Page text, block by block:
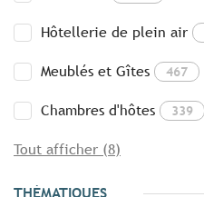
Hôtellerie de plein air
Meublés et Gîtes 467
Chambres d'hôtes 339
Tout afficher (8)
THÉMATIQUES